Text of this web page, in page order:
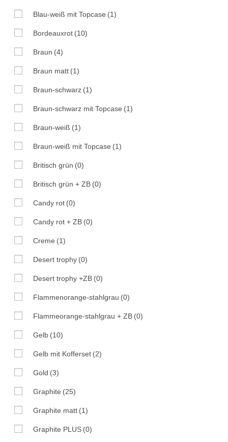
Blau-weiß mit Topcase (1)
Bordeauxrot (10)
Braun (4)
Braun matt (1)
Braun-schwarz (1)
Braun-schwarz mit Topcase (1)
Braun-weiß (1)
Braun-weiß mit Topcase (1)
Britisch grün (0)
Britisch grün + ZB (0)
Candy rot (0)
Candy rot + ZB (0)
Creme (1)
Desert trophy (0)
Desert trophy +ZB (0)
Flammenorange-stahlgrau (0)
Flammeorange-stahlgrau + ZB (0)
Gelb (10)
Gelb mit Kofferset (2)
Gold (3)
Graphite (25)
Graphite matt (1)
Graphite PLUS (0)